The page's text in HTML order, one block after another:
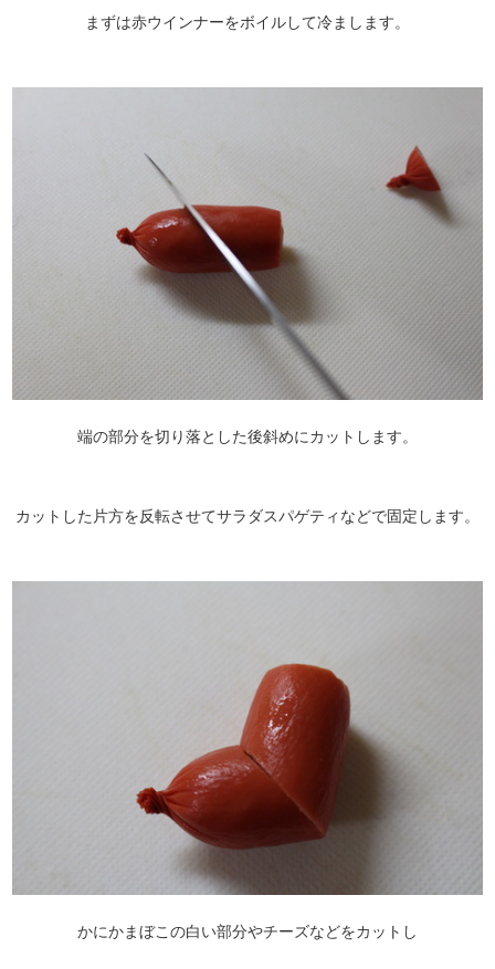
まずは赤ウインナーをボイルして冷まします。
端の部分を切り落とした後斜めにカットします。
カットした片方を反転させてサラダスパゲティなどで固定します。
かにかまぼこの白い部分やチーズなどをカットし